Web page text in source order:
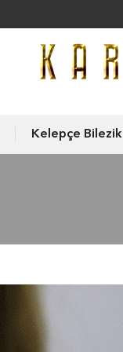
Kelepçe Bilezik